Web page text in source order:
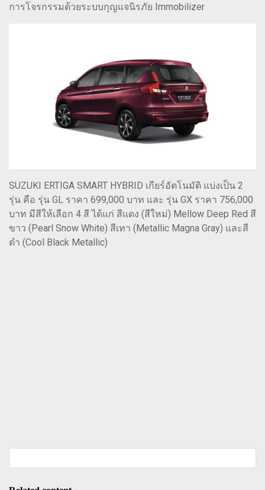
การโจรกรรมด้วยระบบกุญแจนิรภัย Immobilizer
SUZUKI ERTIGA SMART HYBRID เกียร์อัตโนมัติ แบ่งเป็น 2
รุ่น คือ รุ่น GL ราคา 699,000 บาท และ รุ่น GX ราคา 756,000
บาท มีสีให้เลือก 4 สี ได้แก่ สีแดง (สีใหม่) Mellow Deep Red สี
ขาว (Pearl Snow White) สีเทา (Metallic Magna Gray) และสี
ดำ (Cool Black Metallic)